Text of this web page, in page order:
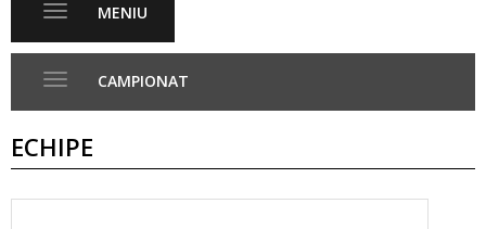
Toggle
MENIU
CAMPIONAT
ECHIPE